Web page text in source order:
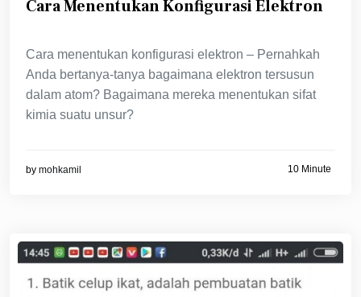
Cara Menentukan Konfigurasi Elektron
Cara menentukan konfigurasi elektron – Pernahkah
Anda bertanya-tanya bagaimana elektron tersusun
dalam atom? Bagaimana mereka menentukan sifat
kimia suatu unsur?
by mohkamil 10 Minute